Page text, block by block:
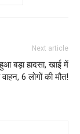
Next article
बड़ा हादसा, खाई में
वाहन, 6 लोगों की मौत!